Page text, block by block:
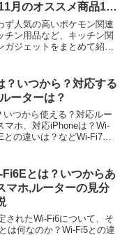
月のオススメ商品10
ず人気の高いポケモン関連
チン用品など、キッチン関
ガジェットをまとめて紹介
？いつから？対応する
ーターは？
いつから使える？対応ルー
マホ、対応iPhoneは？Wi-
との違いは？などWi-Fi7に
知りたい方は参考にしてく
とは？いつからあ
マホ,ルーターの見分
されたWi-Fi6について、そ
は何なのか？Wi-Fi5との違